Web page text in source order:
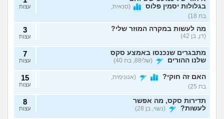
בגלולות יסמין פלוס
(סנאית,
בת 18)
עצות
מה לעשות במקרה המוזר שלי?
(דן, בן 42)
3
עצות
מתבגרים שנכנסו באמצע סקס
שלנו ההורים
(שלי88, בת 40)
7
עצות
האם זה חוקי?
(אנונימית,
בת 25)
15
עצות
תדירות סקס, מה אפשר
לעשות?
(נשוי, בן 28)
8
עצות